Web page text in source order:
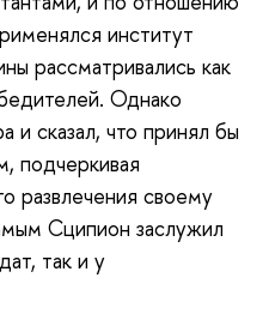
институт
рассматривались как
Однако
и сказал, что принял бы
подчеркивая
развлечения своему
Сципион заслужил
так и у